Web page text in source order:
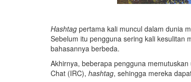
Hashtag pertama kali muncul dalam dunia
Sebelum itu pengguna sering kali kesulitan
bahasannya berbeda.
Akhirnya, beberapa pengguna
Chat (IRC), hashtag, sehingga mereka